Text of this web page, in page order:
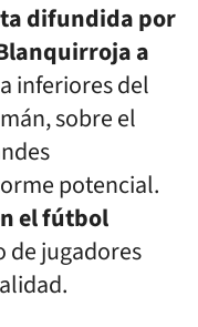
difundida por
a
inferiores del
sobre el
potencial.
el fútbol
de jugadores